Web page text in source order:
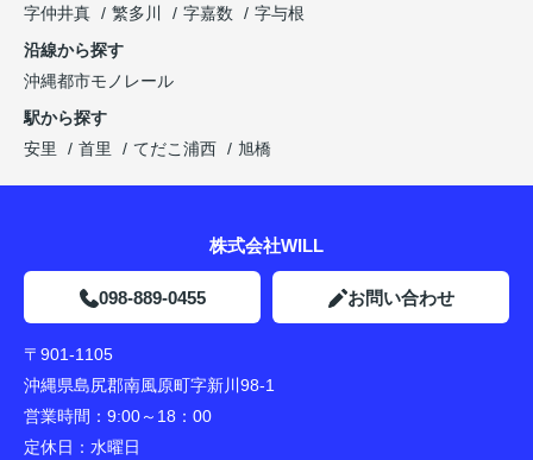
字仲井真
繁多川 字嘉数
字与根
沿線から探す
沖縄都市モノレール
駅から探す
安里
首里 てだこ浦西 旭橋
株式会社WILL
098-889-0455 お問い合わせ
〒901-1105
沖縄県島尻郡南風原町字新川98-1
営業時間： 9:00～18：00
定休日： 水曜日